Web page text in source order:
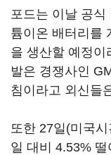
포드는 이날 공식
튬이온 배터리를
을 생산할 예정이
발은 경쟁사인
침이라고 외신들
또한 27일(미국
일 대비 4.53%